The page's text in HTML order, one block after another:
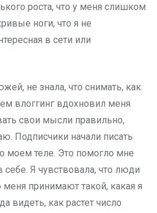
роста, что у меня слишком
ноги, что я не
в сети или
не знала, что снимать, как
влоггинг вдохновил меня
свои мысли правильно,
Подписчики начали писать
моем теле. Это помогло мне
себе. Я чувствовала, что люди
меня принимают такой, какая я
видеть, как растет число